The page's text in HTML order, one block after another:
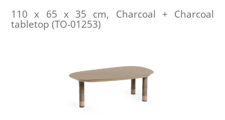
110 x 65 x 35 cm, Charcoal + Charcoal
tabletop (TO-01253)